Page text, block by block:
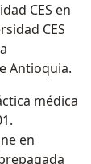
CES en
CES
Antioquia.
médica
en